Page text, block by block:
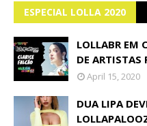
ESPECIAL LOLLA 2020
LOLLABR EM
DE ARTISTAS
April 15, 2020
DUA LIPA